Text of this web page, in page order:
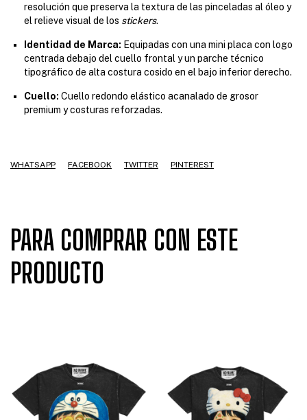
resolución que preserva la textura de las pinceladas al óleo y
el relieve visual de los stickers.
Identidad de Marca: Equipadas con una mini placa con logo
centrada debajo del cuello frontal y un parche técnico
tipográfico de alta costura cosido en el bajo inferior derecho.
Cuello: Cuello redondo elástico acanalado de grosor
premium y costuras reforzadas.
WHATSAPP FACEBOOK TWITTER PINTEREST
PARA COMPRAR CON ESTE
PRODUCTO